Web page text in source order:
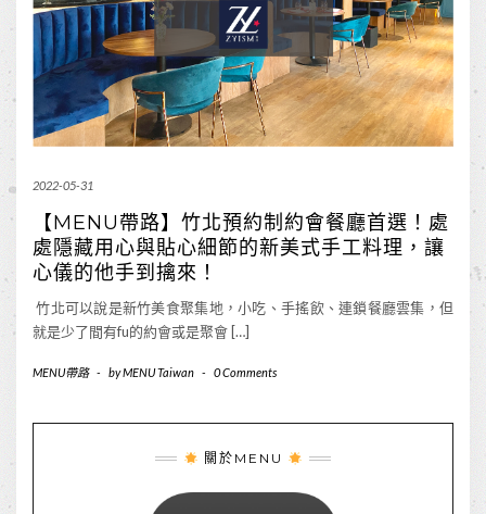
2022-05-31
【MENU帶路】竹北預約制約會餐廳首選！處
處隱藏用心與貼心細節的新美式手工料理，讓
心儀的他手到擒來！
竹北可以說是新竹美食聚集地，小吃、手搖飲、連鎖餐廳雲集，但
就是少了間有fu的約會或是聚會 […]
MENU帶路 - byMENU Taiwan - 0 Comments
關於MENU